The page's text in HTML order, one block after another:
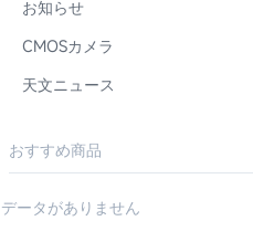
お知らせ
CMOSカメラ
天文ニュース
おすすめ商品
データがありません